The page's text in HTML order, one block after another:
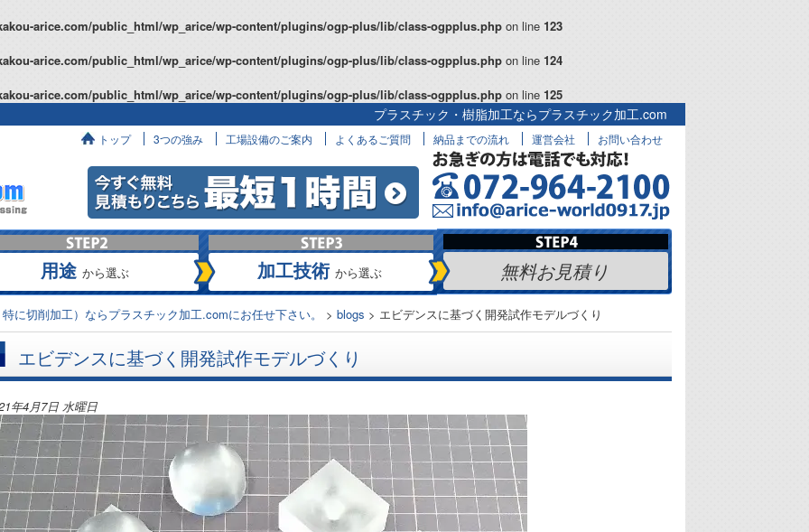
arice.com/public_html/wp_arice/wp-content/plugins/ogp-plus/lib/class-ogpplus.php on line 123
arice.com/public_html/wp_arice/wp-content/plugins/ogp-plus/lib/class-ogpplus.php on line 124
arice.com/public_html/wp_arice/wp-content/plugins/ogp-plus/lib/class-ogpplus.php on line 125
プラスチック・樹脂加工ならプラスチック加工.com
へ
トップ 3つの強み 工場設備のご案内 よくあるご質問 納品までの流れ 運営会社 お問い合わせ
用途 から選ぶ 加工技術 から選ぶ 無料お見積り
に切削加工）ならプラスチック加工.comにお任せ下さい。 > blogs > エビデンスに基づく開発試作モデルづくり
エビデンスに基づく開発試作モデルづくり
年4月7日 水曜日